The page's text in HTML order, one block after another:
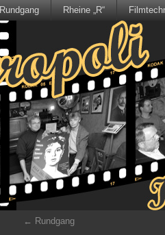
Rundgang Rheine „R“
← Rundgang